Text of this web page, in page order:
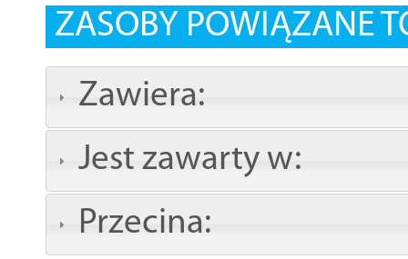
ZASOBY POWIĄZANE
Zawiera:
Jest zawarty w:
Przecina: